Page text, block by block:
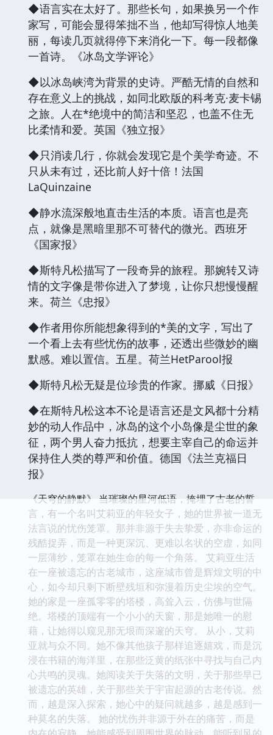
◆语言实在太好了。那些长句，如果换另一个作
家写，可能会显得笨拙不当，他却写得惊人地美
丽，每读几页就得停下来消化一下。每一段都像
一首诗。《冰岛文学评论》
◆以冰岛峡湾为背景的史诗。严酷无情的自然和
存在意义上的挑战，如同北欧版的科考克·麦卡锡
之旅。人在*绝境中的简洁和坚忍，也盖不住无
比柔情和爱。英国《独立报》
◆只消读几行，你就会发现它是个美学奇迹。不
只从未有过，还比前人好十倍！法国
LaQuinzaine
◆静水流深般地直击生活的本质。语言也是亮
点，就像是黑暗里那不可替代的微光。西班牙
《国家报》
◆斯特凡松描写了一段奇异的旅程。那婉转又诗
情的文字像是带你进入了梦境，让你只想慢慢醒
来。荷兰《忠报》
◆作者用你所能想象得到的*美的文字，写出了
一个看上去有些忧伤的故事，还透出些微妙的幽
默感。难以置信。五星。荷兰HetParool报
◆斯特凡松无疑是位珍贵的作家。挪威《日报》
◆在斯特凡松这本不论是语言还是文风都十分精
妙的动人作品中，冰岛的这个小岛像是尘世的象
征，两个男人奋力抵抗，想要主宰自己的命运并
保持住人类的尊严和价值。德国《法兰克福日
报》
《天穹的静默》 当璀璨的星河低语，掩埋了古老的誓
言，有一个名叫艾莉亚的年轻女子，她的世界被一道无
法言说的忧伤笼罩。那并非源于失去挚爱，亦非命运的
残酷捉弄，而是一种更深沉、更难以名状的空虚，如同
一层薄纱，笼罩在她生命的每一个角落。 艾莉亚生活
在一座被遗忘的古老城市，这座城市曾是辉煌文明的中
心，如今却只剩下断壁残垣和弥漫着历史尘埃的空气。
她的家是一座孤零零的塔楼，高耸入云，仿佛与世隔
绝。塔楼的顶端有一个小小的天窗，那是她唯一的慰
藉，让她得以窥见那无垠而深邃的天穹。 从小，艾莉
亚就与众不同。她不像其他孩子那样追逐嬉戏，而是沉
浸在书籍的海洋里，在那些泛黄的纸张中寻找与自己内
心共鸣的灵魂。她阅读关于失落的文明，关于那些早已
被遗忘的英雄，关于那些关于宇宙起源的古老传说。然
而，越是深入探索，她心中的疑问就越多，越是感到一
种莫名的失落。 她的忧伤并非源于外在的痛苦，而是